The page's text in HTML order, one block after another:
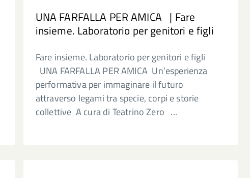
UNA FARFALLA PER AMICA | Fare
insieme. Laboratorio per genitori e figli
Fare insieme. Laboratorio per genitori e figli
UNA FARFALLA PER AMICA Un’esperienza
performativa per immaginare il futuro
attraverso legami tra specie, corpi e storie
collettive A cura di Teatrino Zero ...